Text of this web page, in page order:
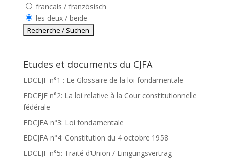
francais / französisch
les deux / beide
Etudes et documents du CJFA
EDCEJF n°1 : Le Glossaire de la loi fondamentale
EDCEJF n°2: La loi relative à la Cour constitutionnelle
fédérale
EDCJFA n°3: Loi fondamentale
EDCJFA n°4: Constitution du 4 octobre 1958
EDCEJF n°5: Traité d’Union / Einigungsvertrag